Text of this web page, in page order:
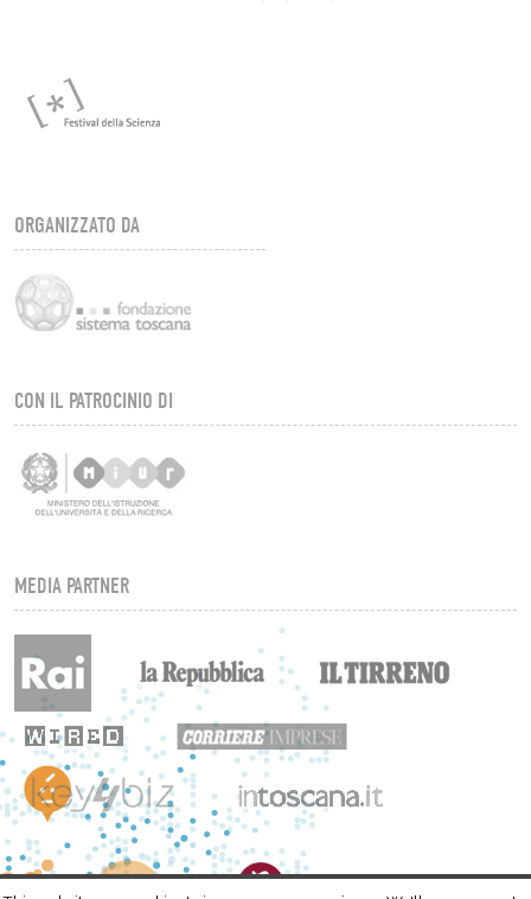
ORGANIZZATO DA
CON IL PATROCINIO DI
MEDIA PARTNER